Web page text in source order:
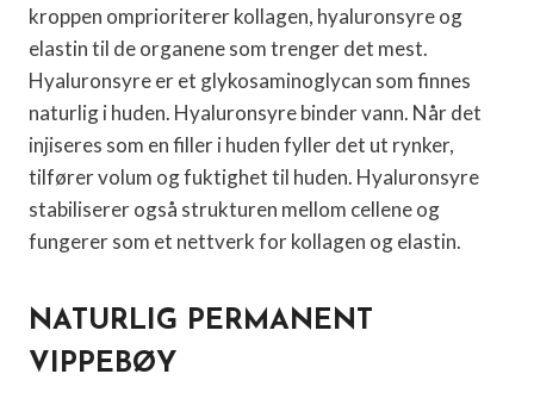
kroppen omprioriterer kollagen, hyaluronsyre og
elastin til de organene som trenger det mest.
Hyaluronsyre er et glykosaminoglycan som finnes
naturlig i huden. Hyaluronsyre binder vann. Når det
injiseres som en filler i huden fyller det ut rynker,
tilfører volum og fuktighet til huden. Hyaluronsyre
stabiliserer også strukturen mellom cellene og
fungerer som et nettverk for kollagen og elastin.
NATURLIG PERMANENT
VIPPEBØY